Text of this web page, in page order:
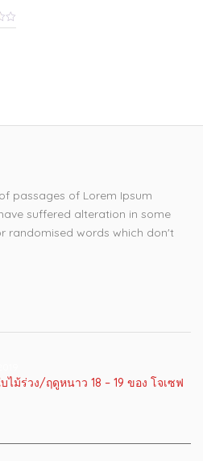
passages of Lorem Ipsum
suffered alteration in some
randomised words which don't
ไม้ร่วง/ฤดูหนาว 18 – 19 ของ โจเซฟ